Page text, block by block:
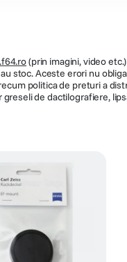
(prin imagini, video
stoc. Aceste erori nu
politica de preturi a
de dactilografiere,